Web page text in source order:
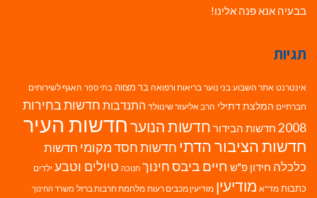
בבעיה אנא פנה אלינו!
תגיות
אינטרנט אתר השבוע בני נוער בריאות ורפואה בר מצווה בתי ספר האגף לשירותים
חברתיים המלצת דתילי הרב אליעזר שינוולד התנדבות חדשות בחירות
2008 חדשות הבידור חדשות הנוערחדשות העיר
חדשות הציבור הדתי חדשות חסד מקומי חדשות
כלכלה חידון פ"ש חיים ביבסחינוך חנוכה טיולים וטבע ילדים
כתבות מד"א מודיעין מודיעין מכבים רעות מלחמת חרבות ברזל משרד החינוך